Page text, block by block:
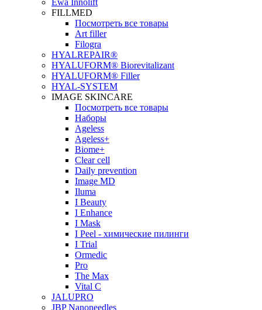
Ewa Innolift
FILLMED
Посмотреть все товары
Art filler
Filogra
НYALREPAIR®
HYALUFORM® Biorevitalizant
HYALUFORM® Filler
HYAL-SYSTEM
IMAGE SKINCARE
Посмотреть все товары
Наборы
Ageless
Ageless+
Biome+
Clear cell
Daily prevention
Image MD
Iluma
I Beauty
I Enhance
I Mask
I Peel - химические пилинги
I Trial
Ormedic
Pro
The Max
Vital C
JALUPRO
JBP Nanoneedles